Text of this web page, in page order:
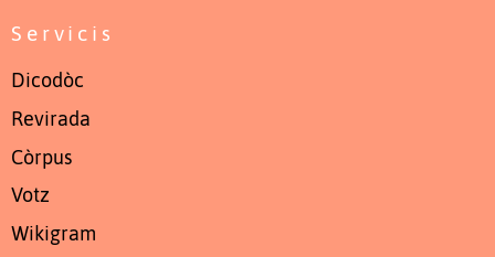
Servicis
Dicodòc
Revirada
Còrpus
Votz
Wikigram